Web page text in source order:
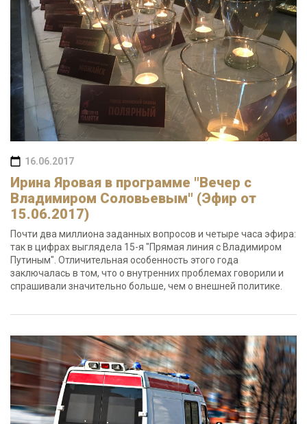
16.06.2017
Ирина Яровая в программе "Вечер с
Владимиром Соловьевым" (Эфир от
15.06.2017)
Почти два миллиона заданных вопросов и четыре часа эфира:
так в цифрах выглядела 15-я "Прямая линия с Владимиром
Путиным". Отличительная особенность этого года
заключалась в том, что о внутренних проблемах говорили и
спрашивали значительно больше, чем о внешней политике.